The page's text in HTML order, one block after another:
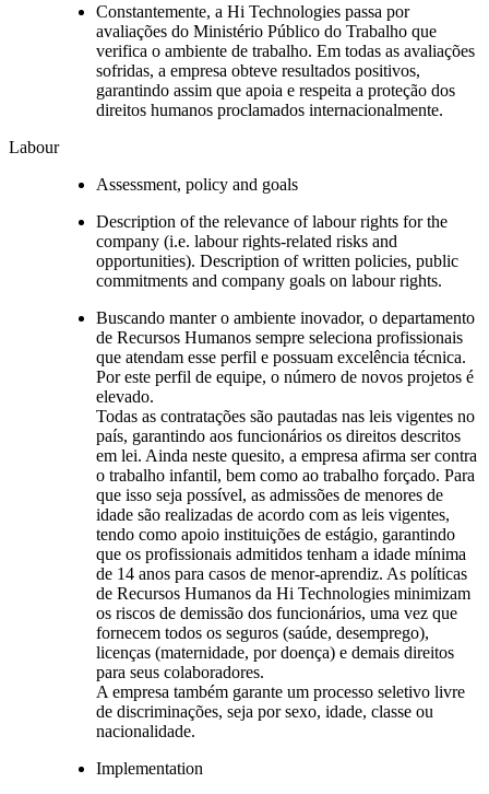
Constantemente, a Hi Technologies passa por
avaliações do Ministério Público do Trabalho que
verifica o ambiente de trabalho. Em todas as avaliações
sofridas, a empresa obteve resultados positivos,
garantindo assim que apoia e respeita a proteção dos
direitos humanos proclamados internacionalmente.
Labour
Assessment, policy and goals
Description of the relevance of labour rights for the
company (i.e. labour rights-related risks and
opportunities). Description of written policies, public
commitments and company goals on labour rights.
Buscando manter o ambiente inovador, o departamento
de Recursos Humanos sempre seleciona profissionais
que atendam esse perfil e possuam excelência técnica.
Por este perfil de equipe, o número de novos projetos é
elevado.
Todas as contratações são pautadas nas leis vigentes no
país, garantindo aos funcionários os direitos descritos
em lei. Ainda neste quesito, a empresa afirma ser contra
o trabalho infantil, bem como ao trabalho forçado. Para
que isso seja possível, as admissões de menores de
idade são realizadas de acordo com as leis vigentes,
tendo como apoio instituições de estágio, garantindo
que os profissionais admitidos tenham a idade mínima
de 14 anos para casos de menor-aprendiz. As políticas
de Recursos Humanos da Hi Technologies minimizam
os riscos de demissão dos funcionários, uma vez que
fornecem todos os seguros (saúde, desemprego),
licenças (maternidade, por doença) e demais direitos
para seus colaboradores.
A empresa também garante um processo seletivo livre
de discriminações, seja por sexo, idade, classe ou
nacionalidade.
Implementation